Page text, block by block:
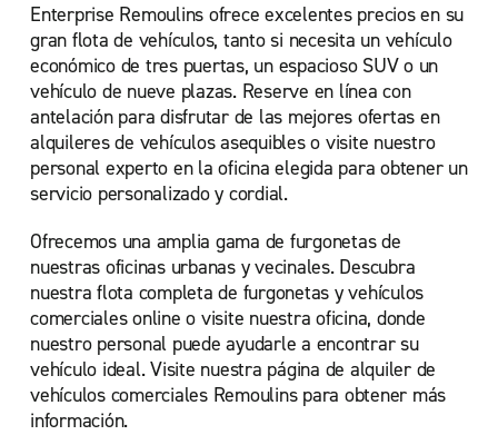
Enterprise Remoulins ofrece excelentes precios en su
gran flota de vehículos, tanto si necesita un vehículo
económico de tres puertas, un espacioso SUV o un
vehículo de nueve plazas. Reserve en línea con
antelación para disfrutar de las mejores ofertas en
alquileres de vehículos asequibles o visite nuestro
personal experto en la oficina elegida para obtener un
servicio personalizado y cordial.
Ofrecemos una amplia gama de furgonetas de
nuestras oficinas urbanas y vecinales. Descubra
nuestra flota completa de furgonetas y vehículos
comerciales online o visite nuestra oficina, donde
nuestro personal puede ayudarle a encontrar su
vehículo ideal. Visite nuestra página de alquiler de
vehículos comerciales Remoulins para obtener más
información.